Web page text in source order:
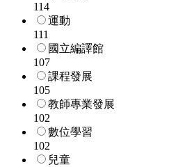
114
運動
111
國立編譯館
107
課程發展
105
教師專業發展
102
數位學習
102
兒童